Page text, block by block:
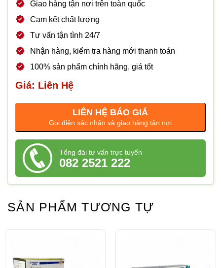
Giao hàng tận nơi trên toàn quốc
Cam kết chất lượng
Tư vấn tận tình 24/7
Nhận hàng, kiểm tra hàng mới thanh toán
100% sản phẩm chính hãng, giá tốt
Giá: Liên Hệ
LIÊN HỆ BÁO GIÁ
Gọi điện xác nhận và giao hàng tận nơi
Tổng đài tư vấn trực tuyến
082 2521 222
SẢN PHẨM TƯƠNG TỰ